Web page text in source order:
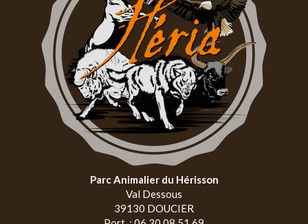
Parc Animalier du Hérisson
Val Dessous
39130 DOUCIER